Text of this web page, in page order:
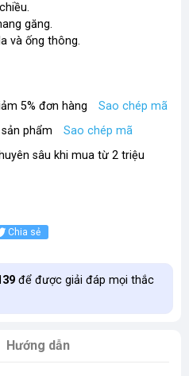
găng.
và ống thông.
5% đơn hàng
Sao chép mã
phẩm
Sao chép mã
sâu khi mua từ 2 triệu
Chia sẻ
để được giải đáp mọi thắc
Hướng dẫn